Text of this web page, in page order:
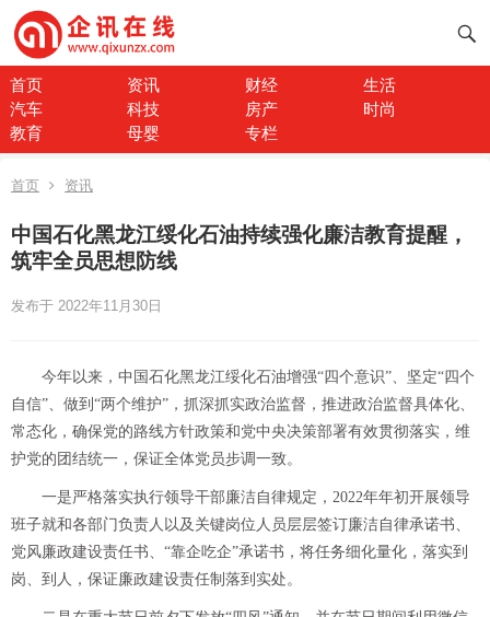
首页 资讯 财经
生活
汽车
科技 房产
时尚
教育
母婴 专栏
首页 资讯
中国石化黑龙江绥化石油持续强化廉洁教育提醒，
筑牢全员思想防线
发布于 2022年11月30日
今年以来，中国石化黑龙江绥化石油增强“四个意识”、坚定“四个
自信”、做到“两个维护”，抓深抓实政治监督，推进政治监督具体化、
常态化，确保党的路线方针政策和党中央决策部署有效贯彻落实，维
护党的团结统一，保证全体党员步调一致。
一是严格落实执行领导干部廉洁自律规定，2022年年初开展领导
班子就和各部门负责人以及关键岗位人员层层签订廉洁自律承诺书、
党风廉政建设责任书、“靠企吃企”承诺书，将任务细化量化，落实到
岗、到人，保证廉政建设责任制落到实处。